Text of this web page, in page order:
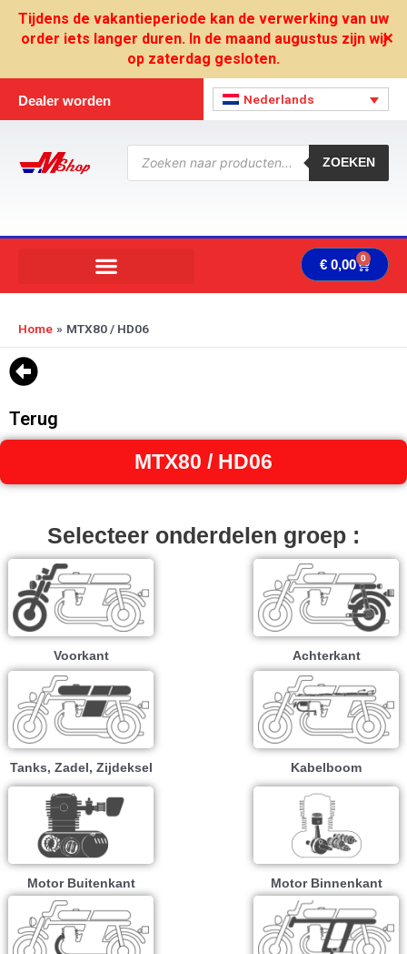
Tijdens de vakantieperiode kan de verwerking van uw
order iets langer duren. In de maand augustus zijn wij
op zaterdag gesloten.
✕
Dealer worden Nederlands
Producten
zoeken
ZOEKEN
€ 0,00 0
Home MTX80 / HD06
Terug
MTX80 / HD06
Selecteer onderdelen groep :
Voorkant Achterkant
Tanks, Zadel, Zijdeksel Kabelboom
Motor Buitenkant Motor Binnenkant